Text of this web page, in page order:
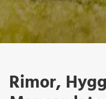
Rimor,